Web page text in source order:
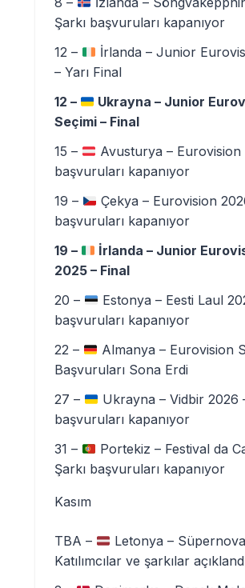
Şarkı başvuruları kapanıyor
12 –
İrlanda – Junior
– Yarı Final
12 –
Ukrayna – Junior
Seçimi – Final
15 –
Avusturya – Eurovision
başvuruları kapanıyor
19 –
Çekya – Eurovision
başvuruları kapanıyor
19 –
İrlanda – Junior
2025 – Final
20 –
Estonya – Eesti Laul
başvuruları kapanıyor
22 –
Almanya – Eurovision
Başvuruları Sona Erdi
27 –
Ukrayna – Vidbir 2026
başvuruları kapanıyor
31 –
Portekiz – Festival da
Şarkı başvuruları kapanıyor
Kasım
TBA –
Letonya –
Katılımcılar ve şarkılar